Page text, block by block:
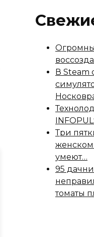
В Steam
Три
женском
умеют…
95
томаты